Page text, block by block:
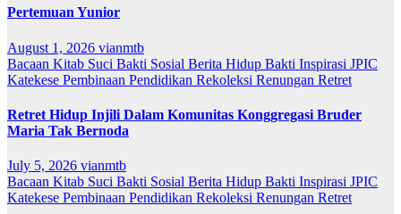
Pertemuan Yunior
August 1, 2026 vianmtb
Bacaan Kitab Suci Bakti Sosial Berita Hidup Bakti Inspirasi JPIC
Katekese Pembinaan Pendidikan Rekoleksi Renungan Retret
Retret Hidup Injili Dalam Komunitas Konggregasi Bruder
Maria Tak Bernoda
July 5, 2026 vianmtb
Bacaan Kitab Suci Bakti Sosial Berita Hidup Bakti Inspirasi JPIC
Katekese Pembinaan Pendidikan Rekoleksi Renungan Retret